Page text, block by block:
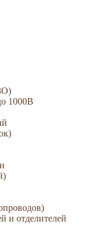
1000В
и отделителей